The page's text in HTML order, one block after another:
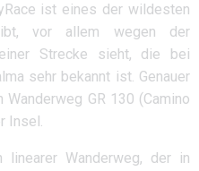
ist eines der wildesten
vor allem wegen der
Strecke sieht, die bei
sehr bekannt ist. Genauer
GR 130 (Camino
Insel.
Wanderweg, der in